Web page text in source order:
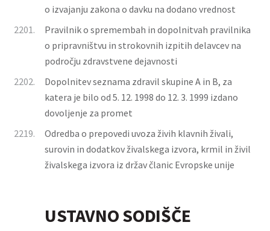
o izvajanju zakona o davku na dodano vrednost
2201.
Pravilnik o spremembah in dopolnitvah pravilnika
o pripravništvu in strokovnih izpitih delavcev na
področju zdravstvene dejavnosti
2202.
Dopolnitev seznama zdravil skupine A in B, za
katera je bilo od 5. 12. 1998 do 12. 3. 1999 izdano
dovoljenje za promet
2219.
Odredba o prepovedi uvoza živih klavnih živali,
surovin in dodatkov živalskega izvora, krmil in živil
živalskega izvora iz držav članic Evropske unije
USTAVNO SODIŠČE